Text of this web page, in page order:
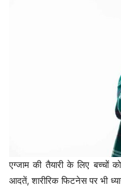
एग्जाम की तैयारी के लिए बच्चों
आदतें, शारीरिक फिटनेस पर भी